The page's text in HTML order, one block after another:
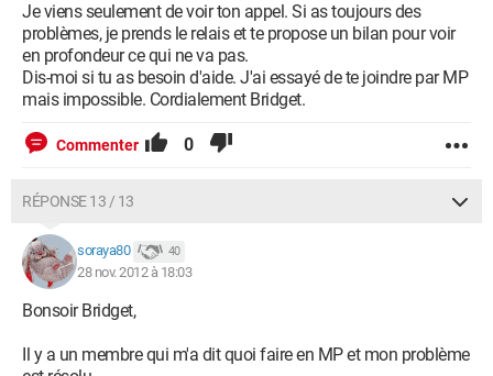
Je viens seulement de voir ton appel. Si as toujours des
problèmes, je prends le relais et te propose un bilan pour voir
en profondeur ce qui ne va pas.
Dis-moi si tu as besoin d'aide. J'ai essayé de te joindre par MP
mais impossible. Cordialement Bridget.
Commenter 0
RÉPONSE 13 / 13
soraya80 40
28 nov. 2012 à 18:03
Bonsoir Bridget,
Il y a un membre qui m'a dit quoi faire en MP et mon problème